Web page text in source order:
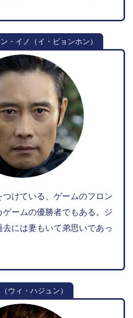
・イノ（イ・ビョンホン）
けている、ゲームのフロン
ゲームの優勝者でもある。ジ
去には妻もいて弟思いであっ
ウィ・ハジュン）